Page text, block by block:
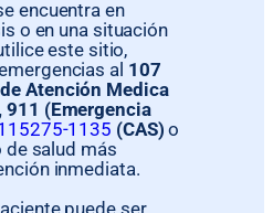
encuentra en
o en una situación
este sitio,
al 107
Atención Medica
911 (Emergencia
1135 (CAS) o
de salud más
inmediata.